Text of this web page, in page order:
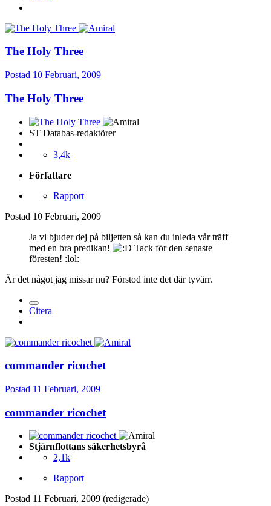
The Holy Three
Postad 10 Februari, 2009
The Holy Three
ST Databas-redaktörer
3,4k
Författare
Rapport
Postad 10 Februari, 2009
Ja vi bjuder dej på biljetten så kan du inleda vår träff
med en bra predikan!
Tack för den senaste
föresten! :lol:
Är det något jag missar nu? Förstod inte det där tyvärr.
Citera
commander ricochet
Postad 11 Februari, 2009
commander ricochet
Stjärnflottans säkerhetsbyrå
2,1k
Rapport
Postad 11 Februari, 2009 (redigerade)